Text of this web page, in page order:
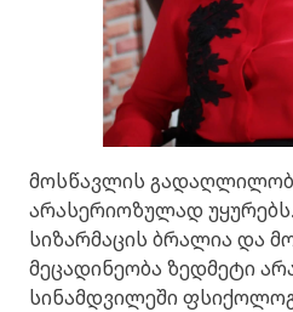
მოსწავლის
არასერიოზულად
სიზარმაცის ბრალია და
მეცადინეობა ზედმეტი
სინამდვილეში